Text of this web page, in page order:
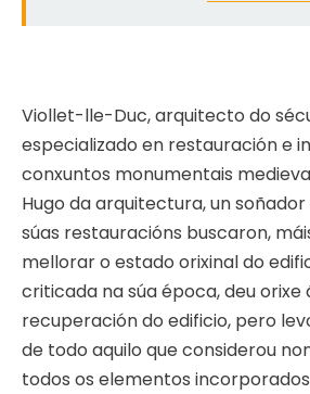
Viollet-lle-Duc, arquitecto do
especializado en restauración e
conxuntos monumentais
Hugo da arquitectura, un
súas restauracións buscaron,
mellorar o estado orixinal do
criticada na súa época, deu orixe
recuperación do edificio, pero
de todo aquilo que considerou
todos os elementos